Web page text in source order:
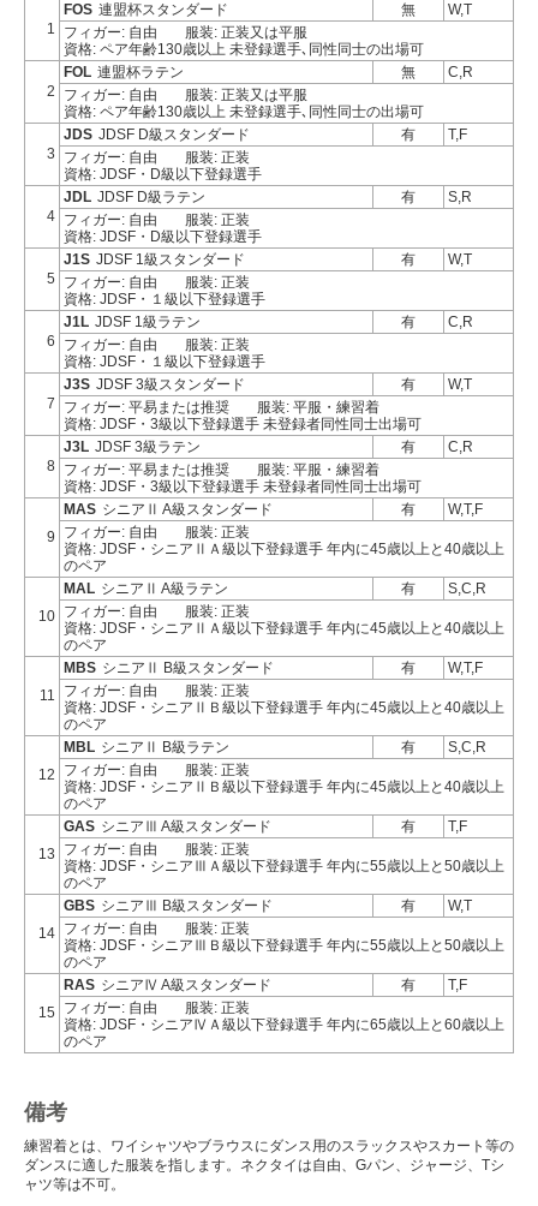
1
FOS 連盟杯スタンダード 無
W,T
フィガー: 自由
服装: 正装又は平服
資格: ペア年齢130歳以上 未登録選手､同性同士の出場可
2
FOL 連盟杯ラテン 無
C,R
フィガー: 自由
服装: 正装又は平服
資格: ペア年齢130歳以上 未登録選手､同性同士の出場可
3
JDS JDSF D級スタンダード 有
T,F
フィガー: 自由
服装: 正装
資格: JDSF・D級以下登録選手
4
JDL JDSF D級ラテン 有
S,R
フィガー: 自由
服装: 正装
資格: JDSF・D級以下登録選手
5
J1S JDSF 1級スタンダード 有
W,T
フィガー: 自由
服装: 正装
資格: JDSF・１級以下登録選手
6
J1L JDSF 1級ラテン 有
C,R
フィガー: 自由
服装: 正装
資格: JDSF・１級以下登録選手
7
J3S JDSF 3級スタンダード 有
W,T
フィガー: 平易または推奨
服装: 平服・練習着
資格: JDSF・3級以下登録選手 未登録者同性同士出場可
8
J3L JDSF 3級ラテン 有
C,R
フィガー: 平易または推奨
服装: 平服・練習着
資格: JDSF・3級以下登録選手 未登録者同性同士出場可
9
MAS シニアⅡ A級スタンダード 有
W,T,F
フィガー: 自由
服装: 正装
資格: JDSF・シニアⅡＡ級以下登録選手 年内に45歳以上と40歳以上
のペア
10
MAL シニアⅡ A級ラテン 有
S,C,R
フィガー: 自由
服装: 正装
資格: JDSF・シニアⅡＡ級以下登録選手 年内に45歳以上と40歳以上
のペア
11
MBS シニアⅡ B級スタンダード 有
W,T,F
フィガー: 自由
服装: 正装
資格: JDSF・シニアⅡＢ級以下登録選手 年内に45歳以上と40歳以上
のペア
12
MBL シニアⅡ B級ラテン 有
S,C,R
フィガー: 自由
服装: 正装
資格: JDSF・シニアⅡＢ級以下登録選手 年内に45歳以上と40歳以上
のペア
13
GAS シニアⅢ A級スタンダード 有
T,F
フィガー: 自由
服装: 正装
資格: JDSF・シニアⅢＡ級以下登録選手 年内に55歳以上と50歳以上
のペア
14
GBS シニアⅢ B級スタンダード 有
W,T
フィガー: 自由
服装: 正装
資格: JDSF・シニアⅢＢ級以下登録選手 年内に55歳以上と50歳以上
のペア
15
RAS シニアⅣ A級スタンダード 有
T,F
フィガー: 自由
服装: 正装
資格: JDSF・シニアⅣＡ級以下登録選手 年内に65歳以上と60歳以上
のペア
備考
練習着とは、ワイシャツやブラウスにダンス用のスラックスやスカート等の
ダンスに適した服装を指します。ネクタイは自由、Gパン、ジャージ、Tシ
ャツ等は不可。